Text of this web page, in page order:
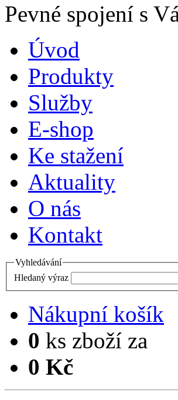
Pevné spojení s
Úvod
Produkty
Služby
E-shop
Ke stažení
Aktuality
O nás
Kontakt
Vyhledávání
Hledaný výraz
Nákupní košík
0 ks zboží za
0 Kč